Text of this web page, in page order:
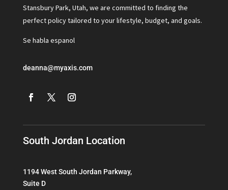
Stansbury Park, Utah, we are committed to finding the
perfect policy tailored to your lifestyle, budget, and goals.
Se habla espanol
deanna@myaxis.com
South Jordan Location
1194 West South Jordan Parkway,
Suite D